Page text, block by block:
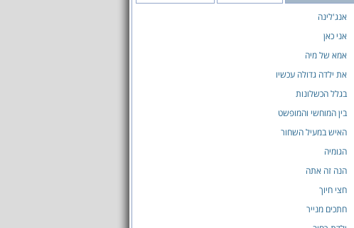
אנג'לינה
אני כאן
אמא של מיה
את ילדה גדולה עכשיו
בגלל הכשלונות
בין המוחשי והמופשט
האיש במעיל השחור
הגומיה
הנה זה אתה
חצי חיוך
חתכים מנייר